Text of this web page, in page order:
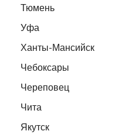
Тюмень
Уфа
Ханты-Мансийск
Чебоксары
Череповец
Чита
Якутск